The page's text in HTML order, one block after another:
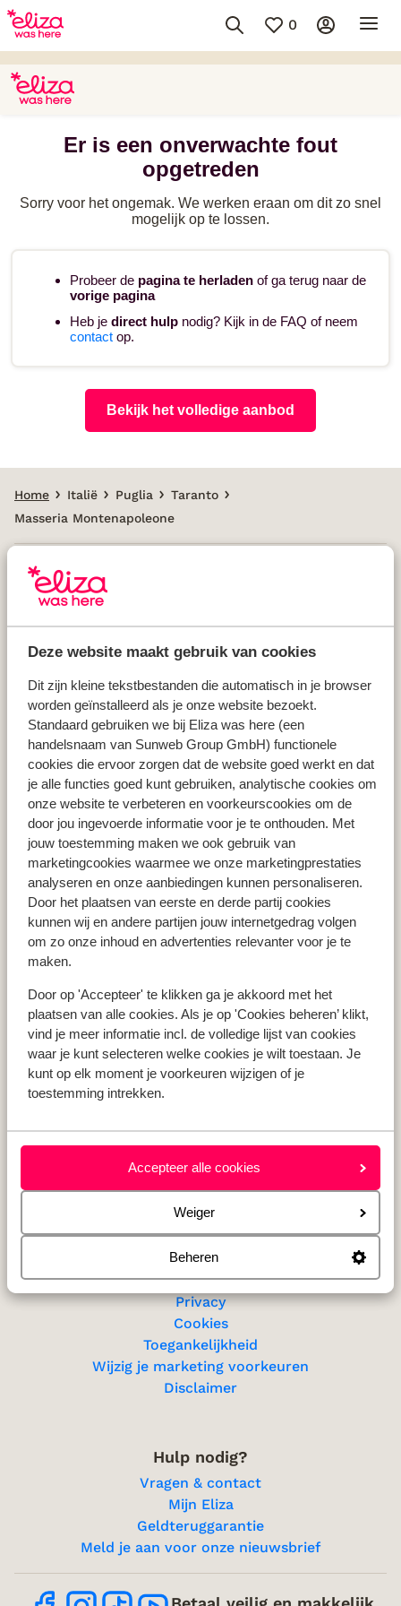
Deze website maakt gebruik van cookies
Dit zijn kleine tekstbestanden die automatisch in je browser
worden geïnstalleerd als je onze website bezoekt.
Standaard gebruiken we bij Eliza was here (een
handelsnaam van Sunweb Group GmbH) functionele
cookies die ervoor zorgen dat de website goed werkt en dat
je alle functies goed kunt gebruiken, analytische cookies om
onze website te verbeteren en voorkeurscookies om de
door jou ingevoerde informatie voor je te onthouden. Met
jouw toestemming maken we ook gebruik van
marketingcookies waarmee we onze marketingprestaties
analyseren en onze aanbiedingen kunnen personaliseren.
Door het plaatsen van eerste en derde partij cookies
kunnen wij en andere partijen jouw internetgedrag volgen
om zo onze inhoud en advertenties relevanter voor je te
maken.
Door op 'Accepteer' te klikken ga je akkoord met het
plaatsen van alle cookies. Als je op 'Cookies beheren’ klikt,
vind je meer informatie incl. de volledige lijst van cookies
waar je kunt selecteren welke cookies je wilt toestaan. Je
kunt op elk moment je voorkeuren wijzigen of je
toestemming intrekken.
Accepteer alle cookies
Weiger
Beheren
0
Er is een onverwachte fout
opgetreden
Sorry voor het ongemak. We werken eraan om dit zo snel
mogelijk op te lossen.
Probeer de pagina te herladen of ga terug naar de
vorige pagina
Heb je direct hulp nodig? Kijk in de FAQ of neem
contact op.
Bekijk het volledige aanbod
Home Italië Puglia
Taranto
Masseria Montenapoleone
Vakantie Griekenland
Vakantie Spanje
Vakantie Italië
Vakantie Portugal
Populaire regio's
Vakantie Kreta
Vakantie Zakynthos
Vakantie Andalusië
Vakantie Algarve
Type vakantie
Zomervakantie
Herfstvakantie
Verantwoord op vakantie
Vacatures
Sitemap
Privacy & cookies
Privacy
Cookies
Toegankelijkheid
Wijzig je marketing voorkeuren
Disclaimer
Hulp nodig?
Vragen & contact
Mijn Eliza
Geldteruggarantie
Meld je aan voor onze nieuwsbrief